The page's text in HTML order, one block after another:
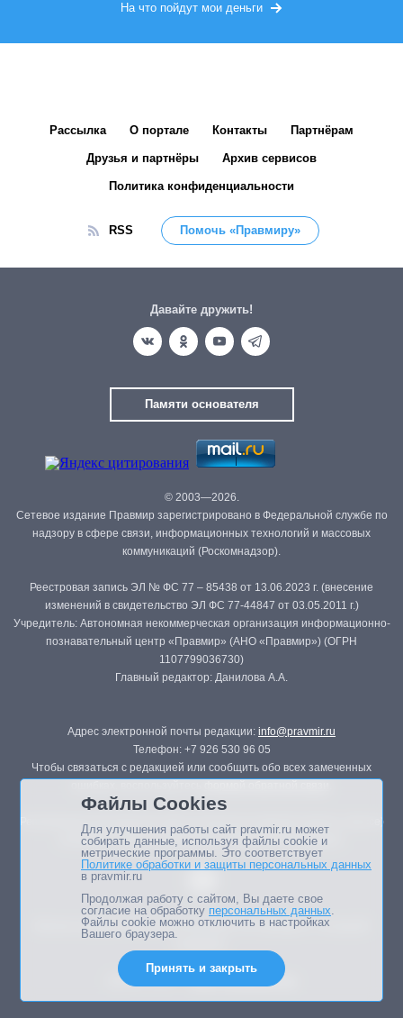
На что пойдут мои деньги
Рассылка О портале Контакты Партнёрам
Друзья и партнёры Архив сервисов
Политика конфиденциальности
RSS Помочь «Правмиру»
Давайте дружить!
Памяти основателя
© 2003—2026.
Сетевое издание Правмир зарегистрировано в Федеральной службе по
надзору в сфере связи, информационных технологий и массовых
коммуникаций (Роскомнадзор).
Реестровая запись ЭЛ № ФС 77 – 85438 от 13.06.2023 г. (внесение
изменений в свидетельство ЭЛ ФС 77-44847 от 03.05.2011 г.)
Учредитель: Автономная некоммерческая организация информационно-
познавательный центр «Правмир» (АНО «Правмир») (ОГРН
1107799036730)
Главный редактор: Данилова А.А.
Адрес электронной почты редакции: info@pravmir.ru
Телефон: +7 926 530 96 05
Чтобы связаться с редакцией или сообщить обо всех замеченных
Републикация материалов сайта в печатных изданиях (книгах, прессе)
возможна только с письменного разрешения редакции.
Мнение авторов статей портала может не совпадать с позицией
Дизайн сайта -
Файлы Cookies
Для улучшения работы сайт pravmir.ru может
собирать данные, используя файлы cookie и
метрические программы. Это соответствует
Политике обработки и защиты персональных данных
в pravmir.ru
Продолжая работу с сайтом, Вы даете свое
согласие на обработку персональных данных.
Файлы cookie можно отключить в настройках
Вашего браузера.
Принять и закрыть